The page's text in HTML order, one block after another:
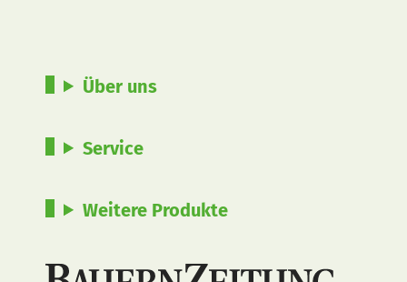
Über uns
Service
Weitere Produkte